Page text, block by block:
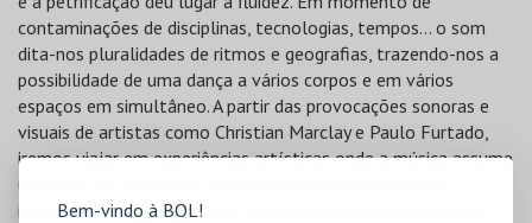
Bem-vindo à BOL!
contaminações de disciplinas, tecnologias, tempos… o som
dita-nos pluralidades de ritmos e geografias, trazendo-nos a
possibilidade de uma dança a vários corpos e em vários
espaços em simultâneo. A partir das provocações sonoras e
visuais de artistas como Christian Marclay e Paulo Furtado,
iremos viajar em experiências artísticas onde a música assume
um papel de narrador e provocar o espetador a bailes
inusitados, entre o erudito e o popular, o experimental e o